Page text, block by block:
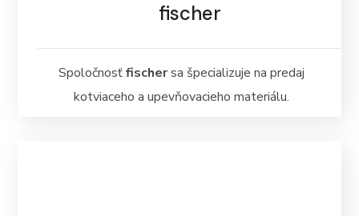
fischer
Spoločnosťfischersa špecializuje na predaj
kotviaceho a upevňovacieho materiálu.